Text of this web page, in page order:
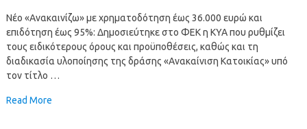
Νέο «Ανακαινίζω» με χρηματοδότηση έως 36.000 ευρώ και
επιδότηση έως 95%: Δημοσιεύτηκε στο ΦΕΚ η ΚΥΑ που ρυθμίζει
τους ειδικότερους όρους και προϋποθέσεις, καθώς και τη
διαδικασία υλοποίησης της δράσης «Ανακαίνιση Κατοικίας» υπό
τον τίτλο …
Read More